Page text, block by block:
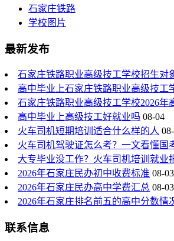
石家庄铁路
学校图片
最新发布
石家庄铁路职业高级技工学校招生对
高中毕业上石家庄铁路职业高级技工
石家庄铁路职业高级技工学校2026年
高中毕业上高级技工好就业吗 08-04
火车司机短期培训适合什么样的人
火车司机驾驶证怎么考？一文看懂国
大专毕业没工作？火车司机培训就业
2026年石家庄民办初中收费标准 08-03
2026年石家庄民办高中学费汇总 08-03
2026年石家庄排名前五的高中分数情
联系信息